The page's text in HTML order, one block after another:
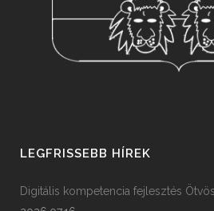
LEGFRISSEBB HÍREK
Digitális kompetencia fejlesztés